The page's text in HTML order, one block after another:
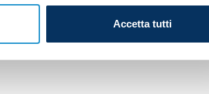
Accetta tutti
team